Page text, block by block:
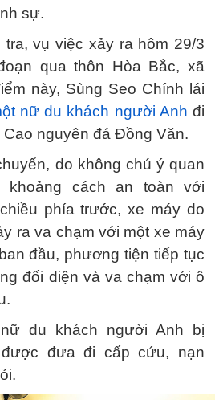
sự.
vụ việc xảy ra hôm 29/3
qua thôn Hòa Bắc, xã
này, Sùng Seo Chính lái
nữ du khách người Anh đi
nguyên đá Đồng Văn.
do không chú ý quan
cách an toàn với
phía trước, xe máy do
ra va chạm với một xe máy
đầu, phương tiện tiếp tục
đối diện và va chạm với ô
du khách người Anh bị
đưa đi cấp cứu, nạn